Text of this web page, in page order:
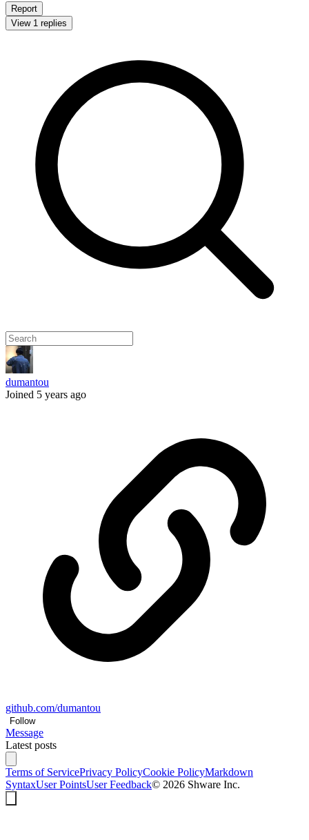
Report
View 1 replies
dumantou
Joined 5 years ago
github.com/dumantou
Follow
Message
Latest posts
Terms of ServicePrivacy PolicyCookie PolicyMarkdown
SyntaxUser PointsUser Feedback© 2026 Shware Inc.